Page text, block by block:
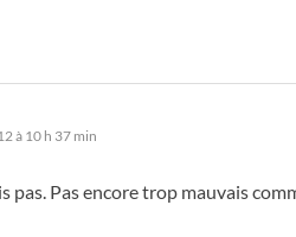
à 10 h 37 min
pas. Pas encore trop mauvais